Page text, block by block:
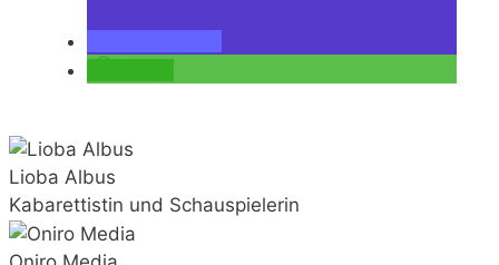
Lioba Albus
Kabarettistin und Schauspielerin